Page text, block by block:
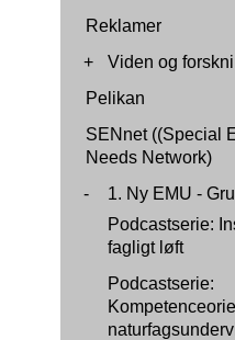
Reklamer
+
Viden og
Pelikan
SENnet ((Special
Needs Network)
-
1. Ny EMU -
Podcastserie:
fagligt løft
Podcastserie: